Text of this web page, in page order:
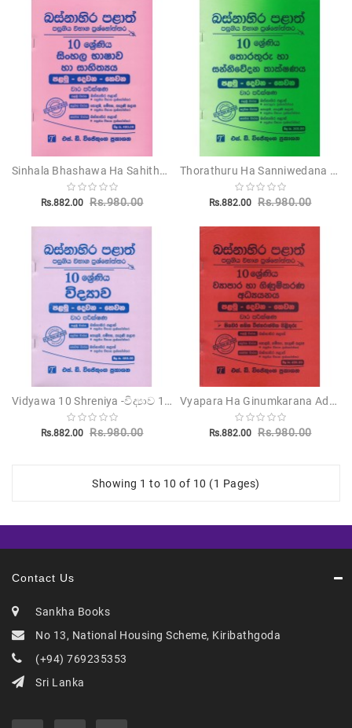
Sinhala Bhashawa Ha Sahithya 10 Shreniya - සිංහල භාෂාව හා සාහිත්‍ය 10 ශ්‍රේණිය
Rs.882.00 Rs.980.00
Thorathuru Ha Sanniwedana Thakshanaya 10 Shreniya -තොරතුරු හා සන්නිවේදන තාක්ශණය 10 ශ්‍රේණිය
Rs.882.00 Rs.980.00
Vidyawa 10 Shreniya -විද්‍යාව 10 ශ්‍රේණිය
Rs.882.00 Rs.980.00
Vyapara Ha Ginumkarana Adyanaya 10 Shreniya -ව්‍යාපාර හා ගිණුම්කරණ අධ්‍යයනය 10 ශ්‍රේණිය[2015 සිට 2020දක්වා]
Rs.882.00 Rs.980.00
Showing 1 to 10 of 10 (1 Pages)
Contact Us
Sankha Books
No 13, National Housing Scheme, Kiribathgoda
(+94) 769235353
Sri Lanka